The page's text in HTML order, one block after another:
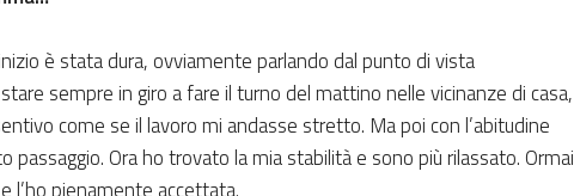
è stata dura, ovviamente parlando dal punto di vista
sempre in giro a fare il turno del mattino nelle vicinanze di casa,
come se il lavoro mi andasse stretto. Ma poi con l’abitudine
passaggio. Ora ho trovato la mia stabilità e sono più rilassato. Ormai